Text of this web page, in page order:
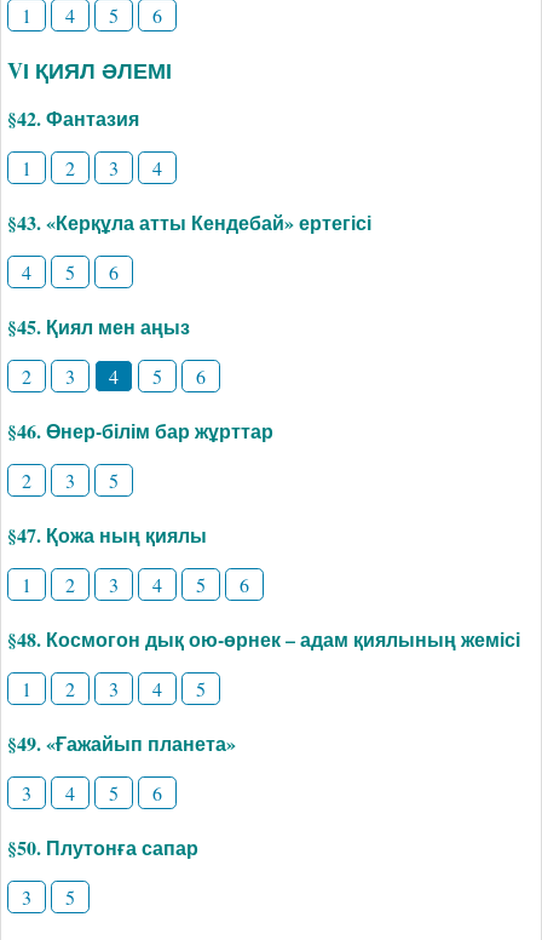
1 4 5 6
VІ ҚИЯЛ ӘЛЕМІ
§42. Фантазия
1 2 3 4
§43. «Керқұла атты Кендебай» ертегісі
4 5 6
§45. Қиял мен аңыз
2 3 4 5 6
§46. Өнер-білім бар жұрттар
2 3 5
§47. Қожа ның қиялы
1 2 3 4 5 6
§48. Космогон дық ою-өрнек – адам қиялының жемісі
1 2 3 4 5
§49. «Ғажайып планета»
3 4 5 6
§50. Плутонға сапар
3 5